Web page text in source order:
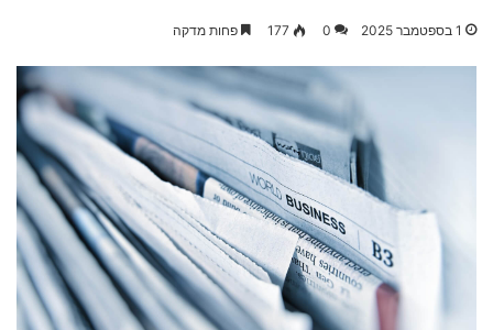
1 בספטמבר 2025 0
177 פחות מדקה